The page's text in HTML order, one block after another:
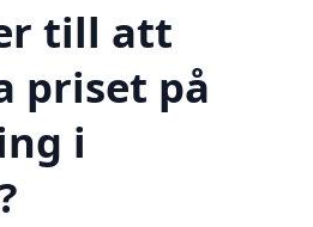
till att
priset på
i